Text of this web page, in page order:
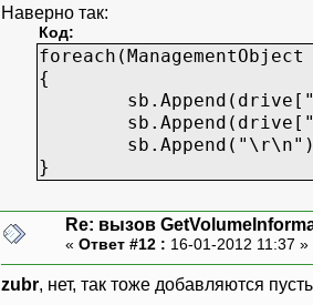
Наверно так:
Код:
{
}
Re: вызов
« Ответ #12 : 16-01-2012 11:37 »
zubr, нет, так тоже добавляются